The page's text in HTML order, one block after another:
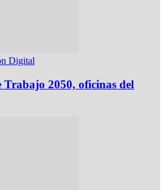
Digital
Trabajo 2050, oficinas del